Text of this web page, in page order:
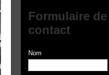
Formulaire de
contact
Nom